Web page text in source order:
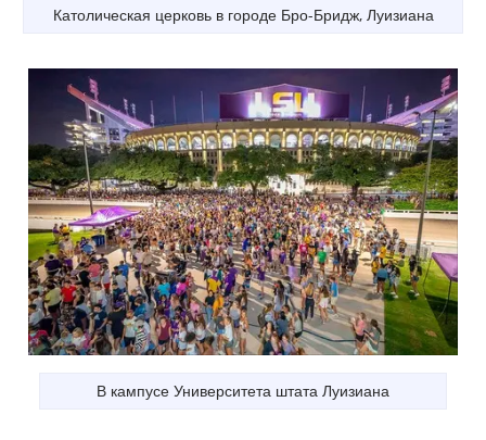
Католическая церковь в городе Бро-Бридж, Луизиана
В кампусе Университета штата Луизиана